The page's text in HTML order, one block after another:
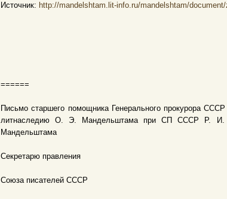
Источник: http://mandelshtam.lit-info.ru/mandelshtam/
======
Письмо старшего помощника Генерального прокурора
литнаследию О. Э. Мандельштама при СП СССР Р. И.
Мандельштама
Секретарю правления
Союза писателей СССР